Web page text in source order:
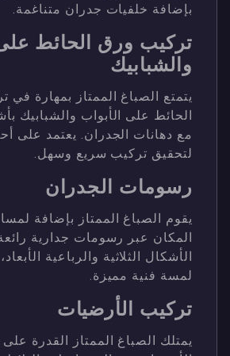
بإضافة خلفيات جدران متناغمة.
تركيب ورق الحائط
والشبابيك
يتمتع الصباغ الممتاز بمهارة في
الحائط على الأبواب والشبابيك
مع دهانات الجدران. يعتمد على
لتحقيق تركيب سريع وسهل.
رسومات الجدران
يقوم الصباغ الممتاز بإضافة
المكان عبر رسومات جدارية
الأشكال الثلاثية والرباعية
لمسة فنية مميزة.
تركيب الأرضيات
يمتلك الصباغ الممتاز القدرة